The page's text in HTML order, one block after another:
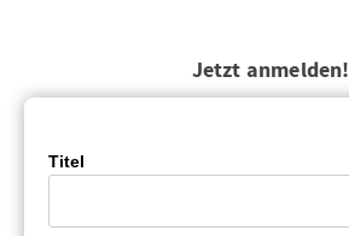
Jetzt anmelden!
Titel